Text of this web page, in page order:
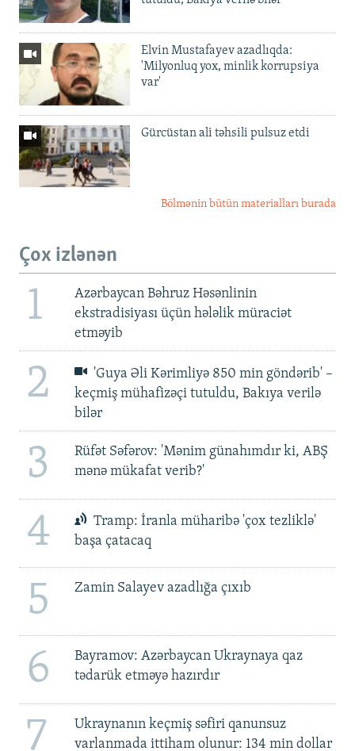
Elvin Mustafayev azadlıqda:
'Milyonluq yox, minlik korrupsiya
var'
Gürcüstan ali təhsili pulsuz etdi
Bölmənin bütün materialları burada
Çox izlənən
1
Azərbaycan Bəhruz Həsənlinin
ekstradisiyası üçün hələlik müraciət
etməyib
2
'Guya Əli Kərimliyə 850 min göndərib' –
keçmiş mühafizəçi tutuldu, Bakıya verilə
bilər
3
Rüfət Səfərov: 'Mənim günahımdır ki, ABŞ
mənə mükafat verib?'
4
Tramp: İranla müharibə 'çox tezliklə'
başa çatacaq
5 Zamin Salayev azadlığa çıxıb
6
Bayramov: Azərbaycan Ukraynaya qaz
tədarük etməyə hazırdır
7
Ukraynanın keçmiş səfiri qanunsuz
varlanmada ittiham olunur: 134 min dollar